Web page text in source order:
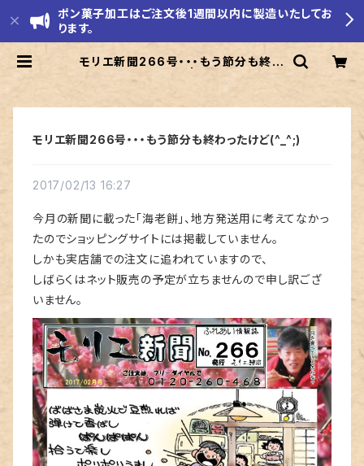
ポン菓子加工はご注文後1週間以内に製造いたしてお
ります。
モリエ新聞266号・・・もう節分も終わ
モリエ新聞266号・・・もう節分も終わったけど(^_^;)
2017/02/13 16:27
今月の新聞に載った「海老餅」、地方発送用に考えてなかっ
たのでショッピングサイトには掲載していません。
しかも実店舗での注文に追われていますので、
しばらくはネット販売の予定が立ちませんので申し訳ござ
いません。